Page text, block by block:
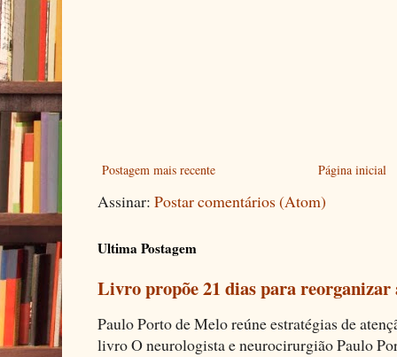
Postagem mais recente Página inicial
Assinar: Postar comentários (Atom)
Ultima Postagem
Livro propõe 21 dias para
Paulo Porto de Melo reúne estratégias de
livro O neurologista e neurocirurgião Paulo